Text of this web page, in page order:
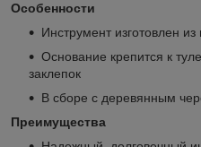
Особенности
Инструмент изготовлен
Основание крепится к
заклепок
В сборе с деревянным
Преимущества